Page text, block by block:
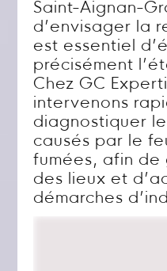
Saint-Aignan-
d’envisager la
est essentiel
précisément
Chez GC
intervenons
diagnostiquer
causés par le
fumées, afin de
des lieux et
démarches